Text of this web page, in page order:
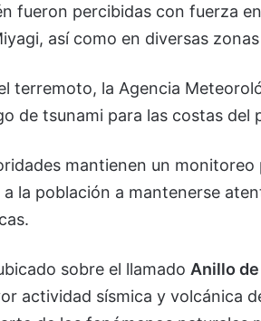
fueron percibidas con fuerza
así como en diversas
terremoto, la Agencia
de tsunami para las costas del
mantienen un
la población a mantenerse
sobre el llamado Anillo
actividad sísmica y volcánica